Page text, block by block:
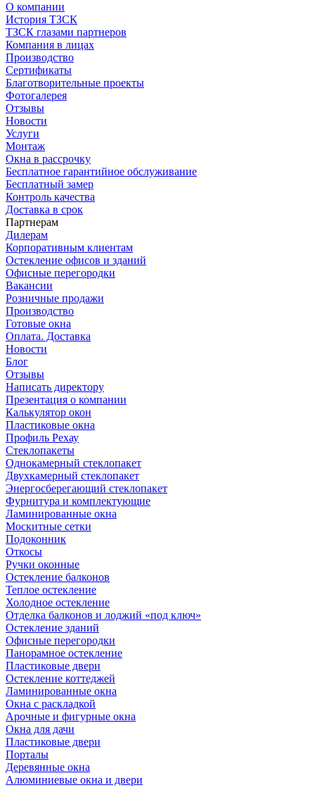
О компании
История ТЗСК
ТЗСК глазами партнеров
Компания в лицах
Производство
Сертификаты
Благотворительные проекты
Фотогалерея
Отзывы
Новости
Услуги
Монтаж
Окна в рассрочку
Бесплатное гарантийное обслуживание
Бесплатный замер
Контроль качества
Доставка в срок
Партнерам
Дилерам
Корпоративным клиентам
Остекление офисов и зданий
Офисные перегородки
Вакансии
Розничные продажи
Производство
Готовые окна
Оплата. Доставка
Новости
Блог
Отзывы
Написать директору
Презентация о компании
Калькулятор окон
Пластиковые окна
Профиль Рехау
Стеклопакеты
Однокамерный стеклопакет
Двухкамерный стеклопакет
Энергосберегающий стеклопакет
Фурнитура и комплектующие
Ламинированные окна
Москитные сетки
Подоконник
Откосы
Ручки оконные
Остекление балконов
Теплое остекление
Холодное остекление
Отделка балконов и лоджий «под ключ»
Остекление зданий
Офисные перегородки
Панорамное остекление
Пластиковые двери
Остекление коттеджей
Ламинированные окна
Окна с раскладкой
Арочные и фигурные окна
Окна для дачи
Пластиковые двери
Порталы
Деревянные окна
Алюминиевые окна и двери